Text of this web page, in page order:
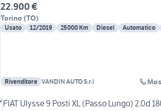
22.900 €
Torino (TO)
Usato 12/2019 25000 Km Diesel Automatico
Rivenditore VANDIN AUTO S.r.l
FIAT Ulysse 9 Posti XL (Passo Lungo) 2.0d